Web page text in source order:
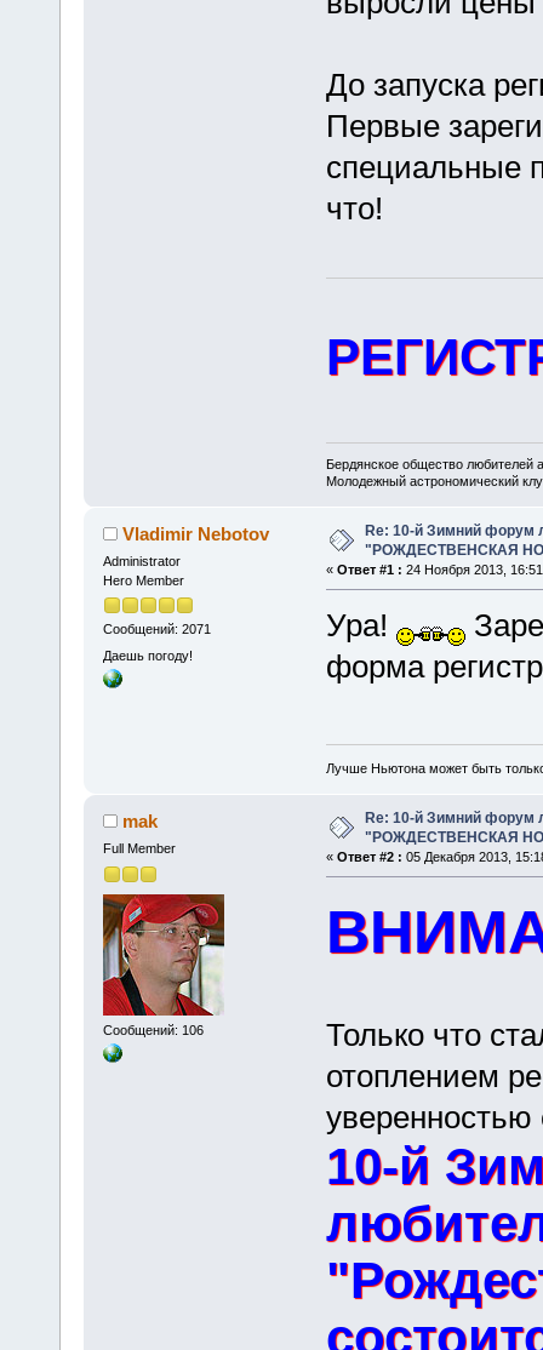
До запуска
Первые
специальные
что!
Бердянское общество любителей
Молодежный астрономический
Vladimir Nebotov
Administrator
Hero Member
Сообщений: 2071
Даешь погоду!
Re: 10-й Зимний форум
"РОЖДЕСТВЕНСКАЯ
« Ответ #1 : 24 Ноября 2013,
Ура!
форма
Лучше Ньютона может быть
mak
Full Member
Сообщений: 106
Re: 10-й Зимний форум
"РОЖДЕСТВЕНСКАЯ
« Ответ #2 : 05 Декабря 2013,
Только что
отоплением
уверенностью
10-й